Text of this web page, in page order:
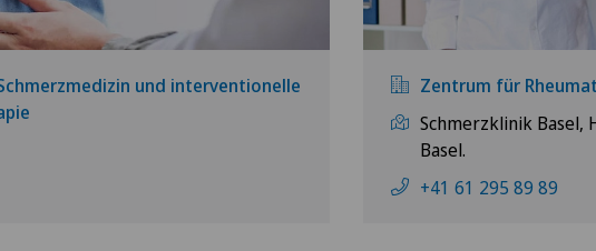
und interventionelle
Zentrum für
Schmerzklinik Basel,
Basel.
+41 61 295 89 89